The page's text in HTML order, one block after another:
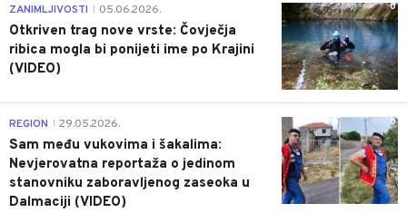
0
ZANIMLJIVOSTI 05.06.2026.
Otkriven trag nove vrste: Čovječja
ribica mogla bi ponijeti ime po Krajini
(VIDEO)
0
REGION 29.05.2026.
Sam među vukovima i šakalima:
Nevjerovatna reportaža o jedinom
stanovniku zaboravljenog zaseoka u
Dalmaciji (VIDEO)